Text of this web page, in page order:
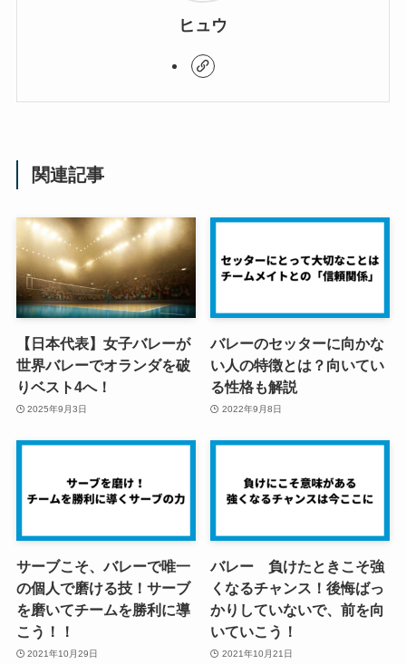
ヒュウ
関連記事
【日本代表】女子バレーが
世界バレーでオランダを破
りベスト4へ！
2025年9月3日
バレーのセッターに向かな
い人の特徴とは？向いてい
る性格も解説
2022年9月8日
サーブこそ、バレーで唯一
の個人で磨ける技！サーブ
を磨いてチームを勝利に導
こう！！
2021年10月29日
バレー 負けたときこそ強
くなるチャンス！後悔ばっ
かりしていないで、前を向
いていこう！
2021年10月21日